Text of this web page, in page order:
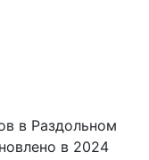
в Раздольном
в 2024